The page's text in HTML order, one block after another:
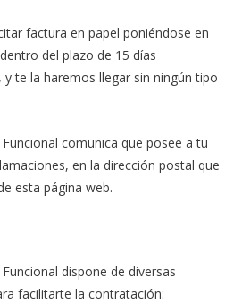
factura en papel poniéndose en
del plazo de 15 días
te la haremos llegar sin ningún tipo
comunica que posee a tu
en la dirección postal que
esta página web.
dispone de diversas
facilitarte la contratación: